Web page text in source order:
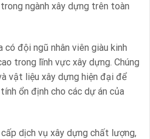
ngành xây dựng trên toàn
có đội ngũ nhân viên giàu kinh
trong lĩnh vực xây dựng. Chúng
vật liệu xây dựng hiện đại để
ổn định cho các dự án của
dịch vụ xây dựng chất lượng,